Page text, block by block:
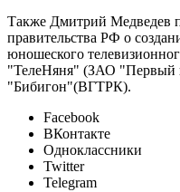
Также Дмитрий Медведев
правительства РФ о
юношеского
"ТелеНяня" (ЗАО "Первый
"Бибигон"(ВГТРК).
Facebook
ВКонтакте
Одноклассники
Twitter
Telegram